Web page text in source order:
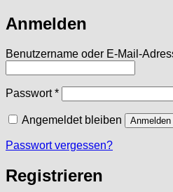
Anmelden
Benutzername oder E-Mail-
Passwort*Erforderlich
Angemeldet bleiben Anmelden
Passwort vergessen?
Registrieren